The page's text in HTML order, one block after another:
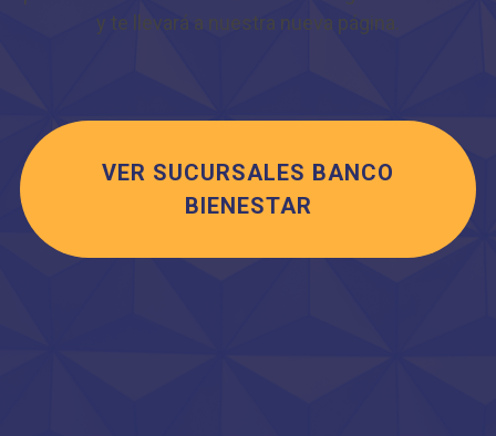
y te llevará a nuestra nueva página.
VER SUCURSALES BANCO
BIENESTAR